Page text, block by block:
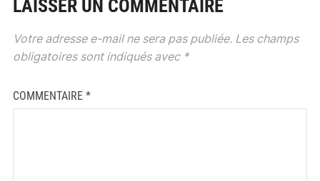
LAISSER UN COMMENTAIRE
Votre adresse e-mail ne sera pas publiée. Les champs
obligatoires sont indiqués avec *
COMMENTAIRE *